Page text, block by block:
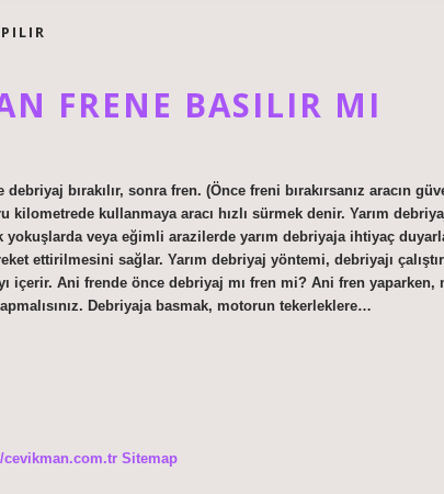
FRENE BASILIR MI
bırakılır, sonra fren. (Önce freni bırakırsanız aracın
kullanmaya aracı hızlı sürmek denir. Yarım
yokuşlarda veya eğimli arazilerde yarım debriyaja ihtiyaç
ettirilmesini sağlar. Yarım debriyaj yöntemi, debriyajı
içerir. Ani frende önce debriyaj mı fren mi? Ani fren yaparken,
Debriyaja basmak, motorun tekerleklere…
cevikman.com.tr Sitemap